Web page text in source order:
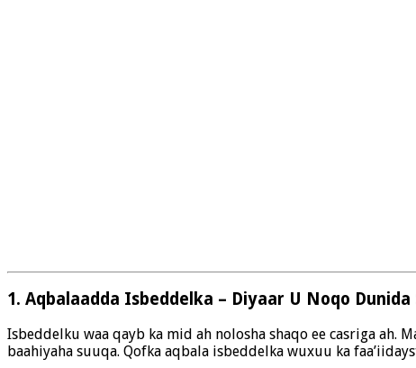
1. Aqbalaadda Isbeddelka – Diyaar U Noqo
Isbeddelku waa qayb ka mid ah nolosha shaqo ee casriga ah.
baahiyaha suuqa. Qofka aqbala isbeddelka wuxuu ka